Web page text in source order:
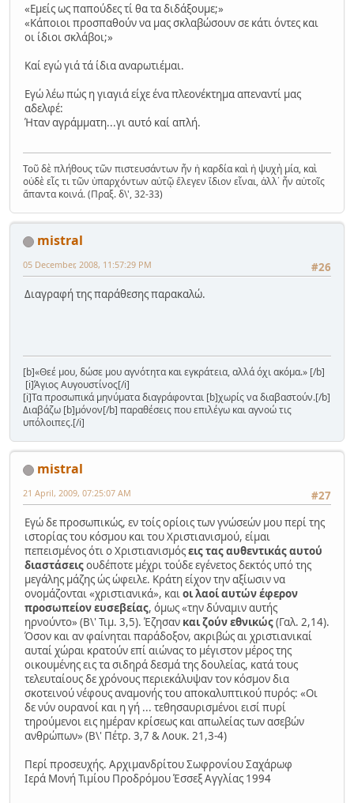
«Εμείς ως παπούδες τί θα τα διδάξουμε;»
«Κάποιοι προσπαθούν να μας σκλαβώσουν σε κάτι όντες και
οι ίδιοι σκλάβοι;»
Καί εγώ γιά τά ίδια αναρωτιέμαι.
Εγώ λέω πώς η γιαγιά είχε ένα πλεονέκτημα απεναντί μας
αδελφέ:
Ήταν αγράμματη...γι αυτό καί απλή.
Τοῦ δὲ πλήθους τῶν πιστευσάντων ἦν ἡ καρδία καὶ ἡ ψυχὴ μία, καὶ
οὐδὲ εἷς τι τῶν ὑπαρχόντων αὐτῷ ἔλεγεν ἴδιον εἶναι, ἀλλ᾿ ἦν αὐτοῖς
ἅπαντα κοινά. (Πραξ. δ\', 32-33)
mistral
#26
05 December, 2008, 11:57:29 PM
Διαγραφή της παράθεσης παρακαλώ.
[b]«Θεέ μου, δώσε μου αγνότητα και εγκράτεια, αλλά όχι ακόμα.» [/b]
[i]Άγιος Αυγουστίνος[/i]
[i]Τα προσωπικά μηνύματα διαγράφονται [b]χωρίς να διαβαστούν.[/b]
Διαβάζω [b]μόνον[/b] παραθέσεις που επιλέγω και αγνοώ τις
υπόλοιπες.[/i]
mistral
#27
21 April, 2009, 07:25:07 AM
Εγώ δε προσωπικώς, εν τοίς ορίοις των γνώσεών μου περί της
ιστορίας του κόσμου και του Χριστιανισμού, είμαι
πεπεισμένος ότι ο Χριστιανισμόςεις τας αυθεντικάς αυτού
διαστάσειςουδέποτε μέχρι τούδε εγένετος δεκτός υπό της
μεγάλης μάζης ώς ώφειλε. Κράτη είχον την αξίωσιν να
ονομάζονται «χριστιανικά», καιοι λαοί αυτών έφερον
προσωπείον ευσεβείας, όμως «την δύναμιν αυτής
ηρνούντο» (Β\' Τιμ. 3,5). Έζησαν και ζούν εθνικώς(Γαλ. 2,14).
Όσον και αν φαίνηται παράδοξον, ακριβώς αι χριστιανικαί
αυταί χώραι κρατούν επί αιώνας το μέγιστον μέρος της
οικουμένης εις τα σιδηρά δεσμά της δουλείας, κατά τους
τελευταίους δε χρόνους περιεκάλυψαν τον κόσμον δια
σκοτεινού νέφους αναμονής του αποκαλυπτικού πυρός: «Οι
δε νύν ουρανοί και η γή ... τεθησαυρισμένοι εισί πυρί
τηρούμενοι εις ημέραν κρίσεως και απωλείας των ασεβών
ανθρώπων» (Β\' Πέτρ. 3,7 & Λουκ. 21,3-4)
Περί προσευχής. Αρχιμανδρίτου Σωφρονίου Σαχάρωφ
Ιερά Μονή Τιμίου Προδρόμου Έσσεξ Αγγλίας 1994